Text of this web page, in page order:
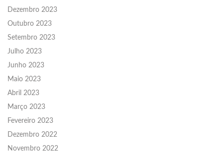
Dezembro 2023
Outubro 2023
Setembro 2023
Julho 2023
Junho 2023
Maio 2023
Abril 2023
Março 2023
Fevereiro 2023
Dezembro 2022
Novembro 2022